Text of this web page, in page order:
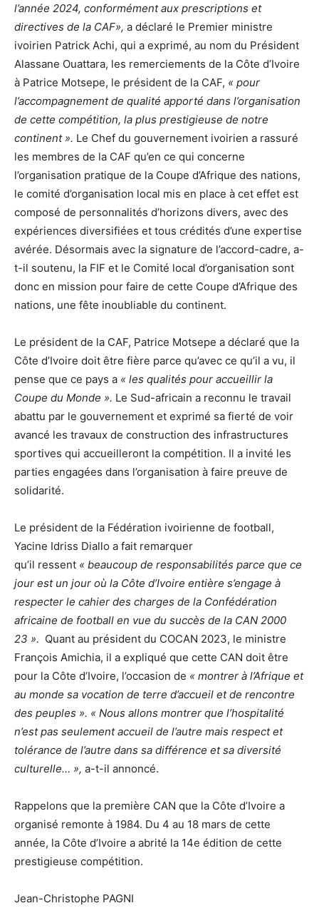
l’année 2024, conformément aux prescriptions et
directives de la CAF», a déclaré le Premier ministre
ivoirien Patrick Achi, qui a exprimé, au nom du Président
Alassane Ouattara, les remerciements de la Côte d’Ivoire
à Patrice Motsepe, le président de la CAF, « pour
l’accompagnement de qualité apporté dans l’organisation
de cette compétition, la plus prestigieuse de notre
continent ». Le Chef du gouvernement ivoirien a rassuré
les membres de la CAF qu’en ce qui concerne
l’organisation pratique de la Coupe d’Afrique des nations,
le comité d’organisation local mis en place à cet effet est
composé de personnalités d’horizons divers, avec des
expériences diversifiées et tous crédités d’une expertise
avérée. Désormais avec la signature de l’accord-cadre, a-
t-il soutenu, la FIF et le Comité local d’organisation sont
donc en mission pour faire de cette Coupe d’Afrique des
nations, une fête inoubliable du continent.
Le président de la CAF, Patrice Motsepe a déclaré que la
Côte d’Ivoire doit être fière parce qu’avec ce qu’il a vu, il
pense que ce pays a « les qualités pour accueillir la
Coupe du Monde ». Le Sud-africain a reconnu le travail
abattu par le gouvernement et exprimé sa fierté de voir
avancé les travaux de construction des infrastructures
sportives qui accueilleront la compétition. Il a invité les
parties engagées dans l’organisation à faire preuve de
solidarité.
Le président de la Fédération ivoirienne de football,
Yacine Idriss Diallo a fait remarquer
qu’il ressent « beaucoup de responsabilités parce que ce
jour est un jour où la Côte d’Ivoire entière s’engage à
respecter le cahier des charges de la Confédération
africaine de football en vue du succès de la CAN 2000
23 ». Quant au président du COCAN 2023, le ministre
François Amichia, il a expliqué que cette CAN doit être
pour la Côte d’Ivoire, l’occasion de « montrer à l’Afrique et
au monde sa vocation de terre d’accueil et de rencontre
des peuples ». « Nous allons montrer que l’hospitalité
n’est pas seulement accueil de l’autre mais respect et
tolérance de l’autre dans sa différence et sa diversité
culturelle… », a-t-il annoncé.
Rappelons que la première CAN que la Côte d’Ivoire a
organisé remonte à 1984. Du 4 au 18 mars de cette
année, la Côte d’Ivoire a abrité la 14e édition de cette
prestigieuse compétition.
Jean-Christophe PAGNI